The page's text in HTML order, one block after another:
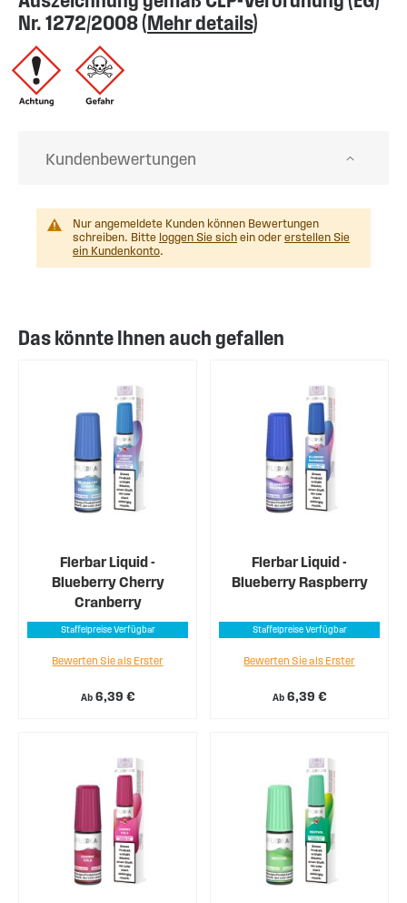
Nr. 1272/2008 (Mehr details)
Kundenbewertungen
Nur angemeldete Kunden können Bewertungen
schreiben. Bitte loggen Sie sich ein oder erstellen Sie
ein Kundenkonto.
Das könnte Ihnen auch gefallen
Flerbar Liquid -
Blueberry Cherry
Cranberry
Staffelpreise Verfügbar
Ab 6,39 €
Bewerten Sie als Erster
Flerbar Liquid -
Blueberry Raspberry
Staffelpreise Verfügbar
Ab 6,39 €
Bewerten Sie als Erster